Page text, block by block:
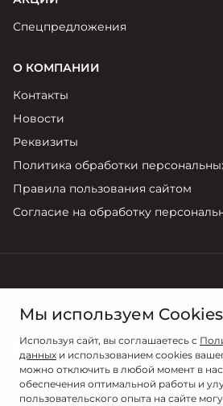
Спецпредложения
О КОМПАНИИ
Контакты
Новости
Реквизиты
Политика обработки
Правила пользования сайтом
Согласие на обработку
8 (3452) 59-69-89
Мы используем Cookies
Используя сайт, вы соглашаетесь с
данных и использованием cookies
можно отключить в любой момент в
обеспечения оптимальной работы и
пользовательского опыта на сайте